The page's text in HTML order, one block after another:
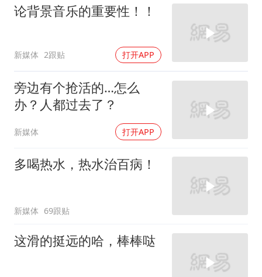
论背景音乐的重要性！！
新媒体 2跟贴 打开APP
旁边有个抢活的…怎么
办？人都过去了？
新媒体 打开APP
多喝热水，热水治百病！
新媒体 69跟贴
这滑的挺远的哈，棒棒哒